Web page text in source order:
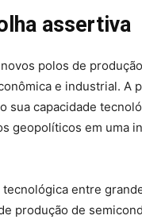
assertiva
polos de
e industrial. A
sua capacidade
geopolíticos em uma
entre
produção de